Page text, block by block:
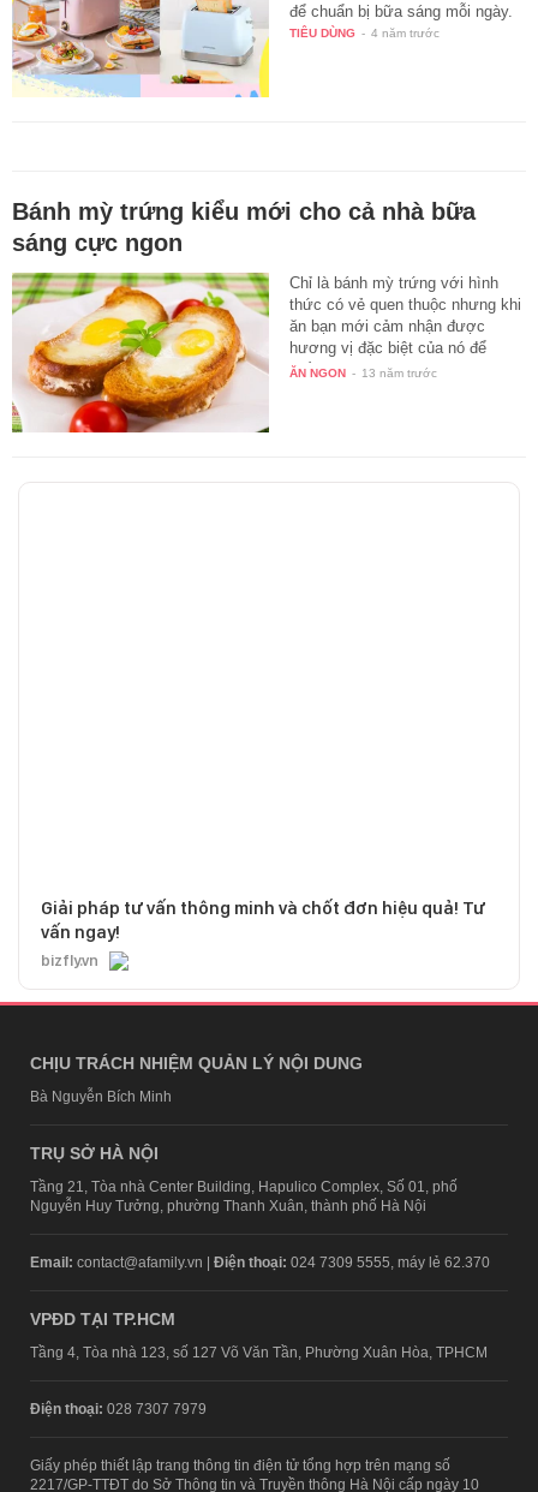
để chuẩn bị bữa sáng mỗi ngày.
TIÊU DÙNG - 4 năm trước
Bánh mỳ trứng kiểu mới cho cả nhà bữa
sáng cực ngon
Chỉ là bánh mỳ trứng với hình
thức có vẻ quen thuộc nhưng khi
ăn bạn mới cảm nhận được
hương vị đặc biệt của nó để
thấy…
ĂN NGON - 13 năm trước
Giải pháp tư vấn thông minh và chốt đơn hiệu quả! Tư
vấn ngay!
bizfly.vn
CHỊU TRÁCH NHIỆM QUẢN LÝ NỘI DUNG
Bà Nguyễn Bích Minh
TRỤ SỞ HÀ NỘI
Tầng 21, Tòa nhà Center Building, Hapulico Complex, Số 01, phố
Nguyễn Huy Tưởng, phường Thanh Xuân, thành phố Hà Nội
Email: contact@afamily.vn | Điện thoại: 024 7309 5555, máy lẻ 62.370
VPĐD TẠI TP.HCM
Tầng 4, Tòa nhà 123, số 127 Võ Văn Tần, Phường Xuân Hòa, TPHCM
Điện thoại: 028 7307 7979
Giấy phép thiết lập trang thông tin điện tử tổng hợp trên mạng số
2217/GP-TTĐT do Sở Thông tin và Truyền thông Hà Nội cấp ngày 10